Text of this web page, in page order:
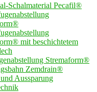
Schalmaterial Pecafil®
mit beschichtetem
Stremaform®
Zemdrain®
Aussparung